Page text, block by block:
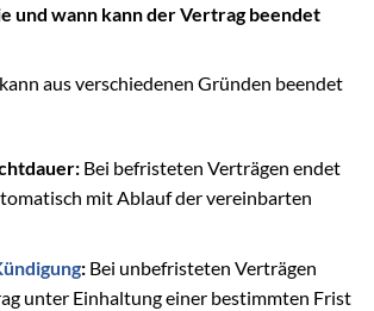
und wann kann der Vertrag beendet
aus verschiedenen Gründen beendet
Bei befristeten Verträgen endet
mit Ablauf der vereinbarten
:Bei unbefristeten Verträgen
unter Einhaltung einer bestimmten Frist